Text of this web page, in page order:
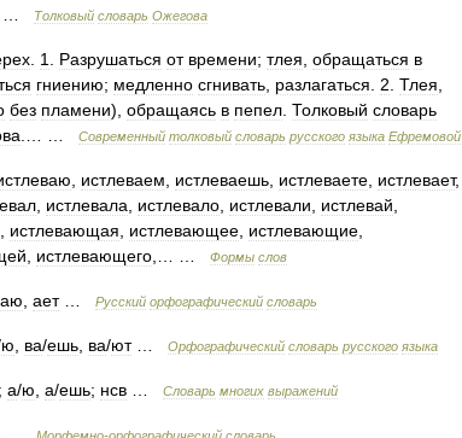
Толковый словарь Ожегова
1 Разрушаться от времени; тлея обращаться в
гниению; медленно сгнивать разлагаться 2 Тлея
без пламени), обращаясь в пепел Толковый словарь
Современный толковый словарь русского языка Ефремовой
истлеваем истлеваешь истлеваете истлевает,
истлевала истлевало истлевали истлевай
истлевающая истлевающее истлевающие
истлевающего Формы слов
аю ает… Русский орфографический словарь
ю ва/ешь ва/ют… Орфографический словарь русского языка
; а/ю а/ешь; нсв Словарь многих выражений